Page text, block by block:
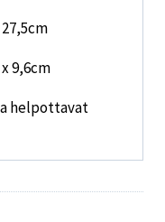
9,6cm
helpottavat